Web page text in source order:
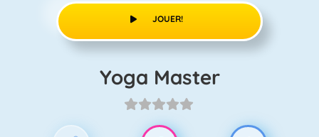
JOUER!
Yoga Master